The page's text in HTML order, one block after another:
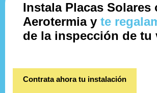
Instala Placas Solares
Aerotermia y te
de la inspección de tu
Contrata ahora tu instalación